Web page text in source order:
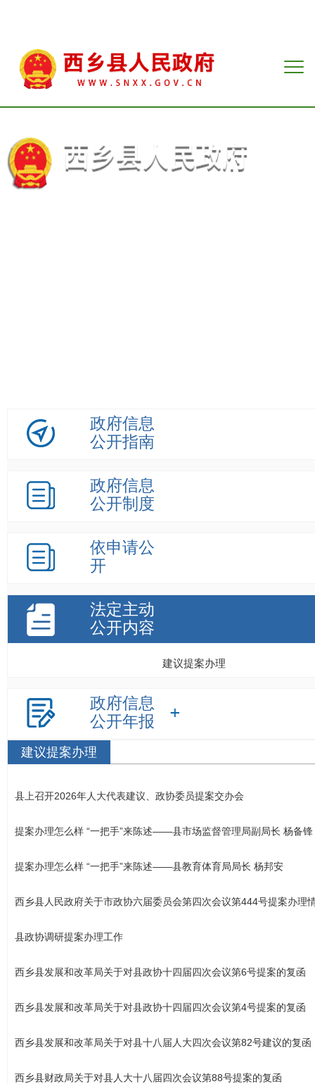
政府信息
公开指南
政府信息
公开制度
依申请公
开
法定主动
公开内容
建议提案办理
政府信息
公开年报
建议提案办理
县上召开2026年人大代表建议、政协委员提案交办会
提案办理怎么样 “一把手”来陈述——县市场监督管理局副局长 杨备锋
提案办理怎么样 “一把手”来陈述——县教育体育局局长 杨邦安
西乡县人民政府关于市政协六届委员会第四次会议第444号提案办理
县政协调研提案办理工作
西乡县发展和改革局关于对县政协十四届四次会议第6号提案的复函
西乡县发展和改革局关于对县政协十四届四次会议第4号提案的复函
西乡县发展和改革局关于对县十八届人大四次会议第82号建议的复函
西乡县财政局关于对县人大十八届四次会议第88号提案的复函